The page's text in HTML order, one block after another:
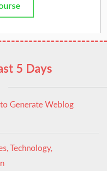
5 Days
Generate Weblog
Technology,